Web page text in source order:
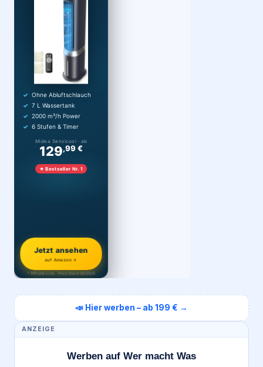
Ohne Abluftschlauch
7 L Wassertank
2000 m³/h Power
6 Stufen & Timer
Midea Sensicool · ab
129,99 €
★ Bestseller Nr. 1
Jetzt ansehen
auf Amazon →
* Affiliate-Link · Preis Stand 06/2026
📣 Hier werben – ab 199 € →
ANZEIGE
Werben auf Wer macht Was